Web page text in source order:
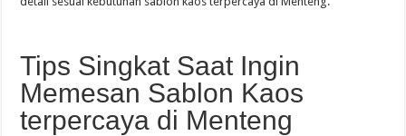
Tips Singkat Saat Ingin
Memesan Sablon Kaos
terpercaya di Menteng